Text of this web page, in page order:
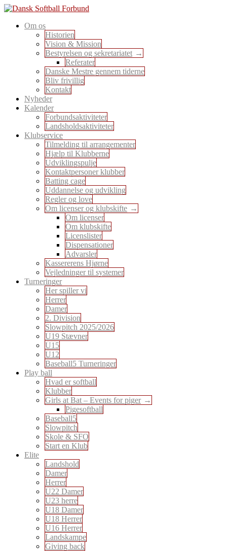
Skip
content
Dansk Softball Forbund
En sport for alle
Om os
Historien
Vision & Mission
Bestyrelsen og sekretariatet
Referater
Danske Mestre gennem tiderne
Bliv frivillig
Kontakt
Nyheder
Kalender
Forbundsaktiviteter
Landsholdsaktiviteter
Klubservice
Tilmelding til arrangementer
Hjælp til Klubberne
Udviklingspulje
Kontaktpersoner klubber
Batting cage
Uddannelse og udvikling
Regler og love
Om licenser og klubskifte
Om licenser
Om klubskifte
Licenslister
Dispensationer
Advarsler
Kassererens Hjørne
Vejledninger til systemer
Turneringer
Her spiller vi
Herrer
Damer
2. Division
Slowpitch 2025/2026
U19 Stævner
U15
U12
Baseball5 Turneringer
Play ball
Hvad er softball
Klubber
Girls at Bat – Events for piger
Pigesoftball
Baseball5
Slowpitch
Skole & SFO
Start en Klub
Elite
Landshold
Damer
Herrer
U22 Damer
U23 herre
U18 Damer
U18 Herrer
U16 Herrer
Landskampe
Giving back